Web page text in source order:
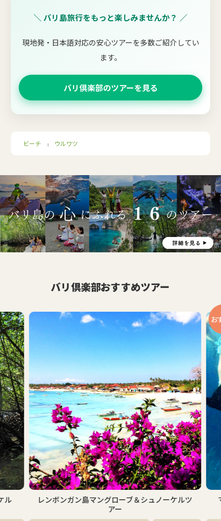
＼ バリ島旅行をもっと楽しみませんか？ ／
現地発・日本語対応の安心ツアーを多数ご紹介してい
ます。
バリ倶楽部のツアーを見る
ビーチ ｜ ウルワツ
バリ倶楽部おすすめツアー
レンボンガン島マングローブ＆シュノーケルツ
アー
おす